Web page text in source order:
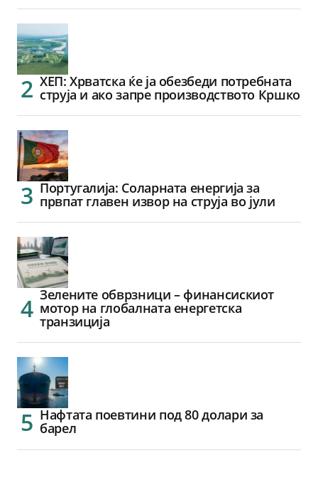
ХЕП: Хрватска ќе ја обезбеди потребната
струја и ако запре производството Кршко
Португалија: Соларната енергија за
првпат главен извор на струја во јули
Зелените обврзници – финансискиот
мотор на глобалната енергетска
транзиција
Нафтата поевтини под 80 долари за
барел